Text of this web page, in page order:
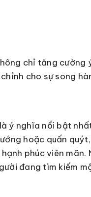
chỉ tăng cường
cho sự song
ý nghĩa nổi bật
hoặc quấn
phúc viên
đang tìm kiếm